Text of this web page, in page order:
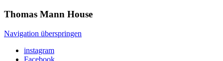
Thomas Mann House
Navigation überspringen
instagram
Facebook